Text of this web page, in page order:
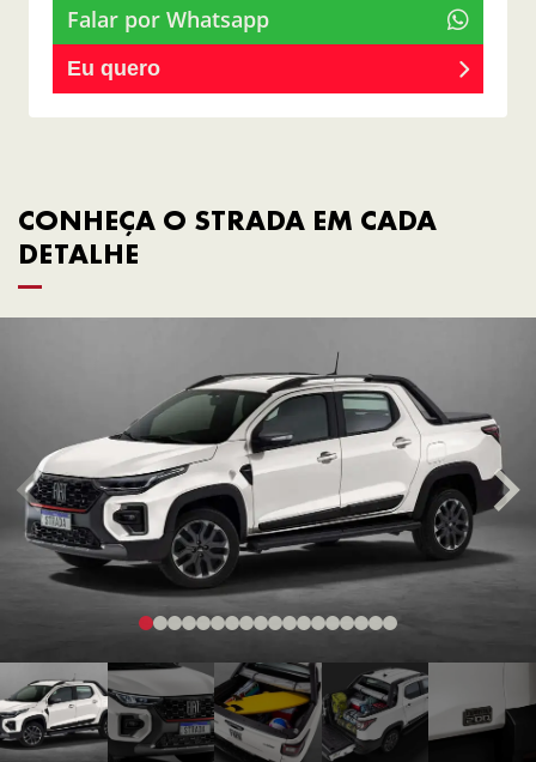
Falar por Whatsapp
Eu quero
CONHEÇA O STRADA EM CADA
DETALHE